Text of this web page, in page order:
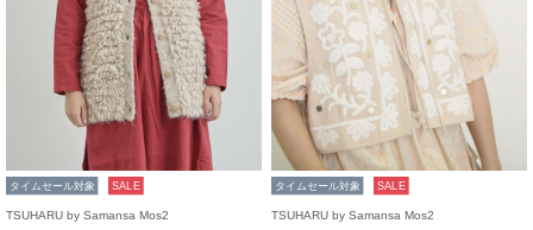
タイムセール対象 SALE
TSUHARU by Samansa Mos2
タイムセール対象 SALE
TSUHARU by Samansa Mos2